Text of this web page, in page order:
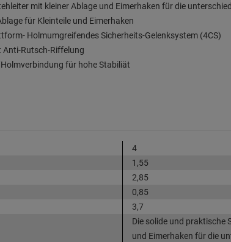
mit kleiner Ablage und Eimerhaken für die
für Kleinteile und Eimerhaken
Holmumgreifendes Sicherheits-Gelenksystem (4CS)
Anti-Rutsch-Riffelung
für hohe Stabiliät
4
1,55
2,85
0,85
3,7
Die solide und praktische
und Eimerhaken für die